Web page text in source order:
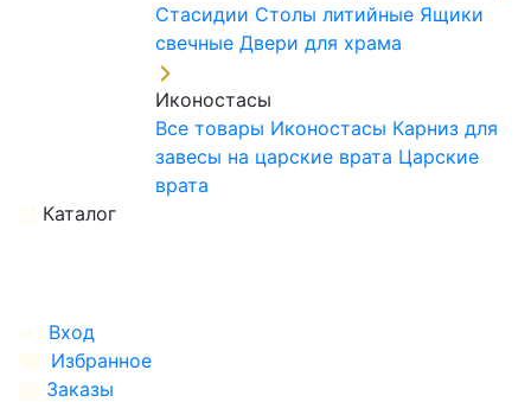
Стасидии Столы литийные Ящики
свечные Двери для храма
Иконостасы
Все товары Иконостасы Карниз для
завесы на царские врата Царские
врата
Каталог
Вход
Избранное
Заказы